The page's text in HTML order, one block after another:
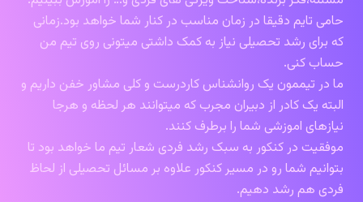
حامی تایم دقیقا در زمان مناسب در کنار شما خواهد بود.زمانی
که برای رشد تحصیلی نیاز به کمک داشتی میتونی روی تیم من
حساب کنی.
ما در تیممون یک روانشناس کاردرست و کلی مشاور خفن داریم و
البته یک کادر از دبیران مجرب که میتوانند هر لحظه و هرجا
نیازهای اموزشی شما را برطرف کنند.
موفقیت در کنکور به سبک رشد فردی شعار تیم ما خواهد بود تا
بتوانیم شما رو در مسیر کنکور علاوه بر مسائل تحصیلی از لحاظ
فردی هم رشد دهیم.